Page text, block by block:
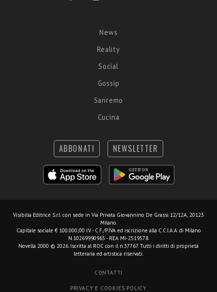
News
Reality
Social
Gossip
Sanremo
Cucina
ABBONATI NEWSLETTER
Visibilia Editrice S.r.l. con sede in Via Privata Giovannino De Grassi 12/12A, 20123
Milano.
Capitale sociale € 100.000,00 I.V. - C.F./P.IVA ed iscrizione alla C.C.I.A.A. di Milano
N.10269990965 - REA MI-2519578.
Novella 2000 © 2026. Iscritta al ROC con il n.37767. Tutti i diritti di proprietà
letteraria ed artistica riservati.
CONTATTI
PRIVACY E COOKIES POLICY